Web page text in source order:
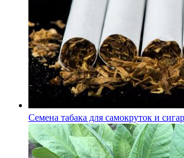
Семена табака для самокруток и